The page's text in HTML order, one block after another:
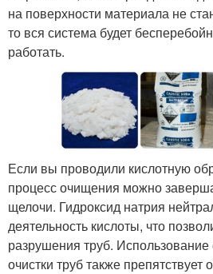
на поверхности материала не
то вся система будет
работать.
Если вы проводили кислотную
процесс очищения можно
щелочи. Гидроксид натрия
деятельность кислоты, что
разрушения труб. Использование
очистки труб также